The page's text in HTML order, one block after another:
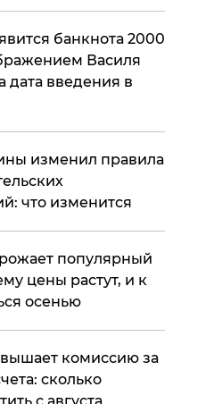
банкнота 2000
Василя
дата введения в
изменил правила
что изменится
популярный
цены растут, и к
осенью
комиссию за
сколько